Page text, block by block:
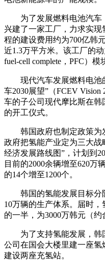
为了发展燃料电池汽车
兴建了一家工厂，力求实
程的建设费用约为700亿韩
近1.3万平方米。该工厂的
fuel-cell complete，PFC）模
现代汽车发展燃料电池
车2030展望”（FCEV
车的子公司现代摩比斯在
的开工仪式。
韩国政府也制定政策为
政府把氢能产业定为三大
经济发展路线图”，计划到
目前的2000余辆增至620万
的14个增至1200个。
韩国的氢能发展目标分
10万辆的生产体系。届时
的一半，为3000万韩元（约
为了支持氢能发展，韩
公司在国会大楼里建一座
建设两座充氢站。